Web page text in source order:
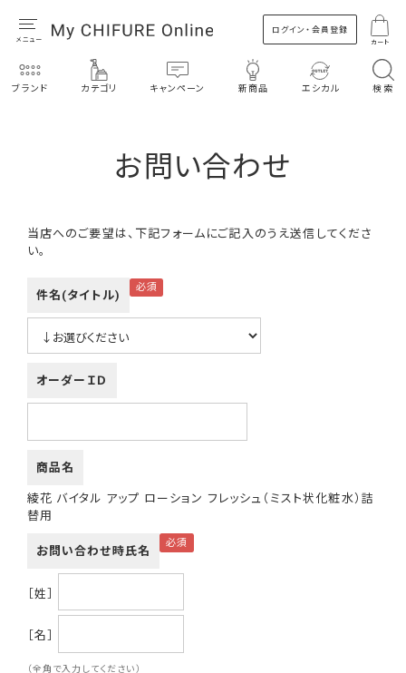
ログイン・会員登録
カート
ブランド カテゴリ キャンペーン 新商品 エシカル 検索
お問い合わせ
当店へのご要望は、下記フォームにご記入のうえ送信してくださ
い。
件名(タイトル)
オーダーＩＤ
商品名
綾花 バイタル アップ ローション フレッシュ（ミスト状化粧水）詰
替用
お問い合わせ時氏名
［姓］
［名］
（全角で入力してください）